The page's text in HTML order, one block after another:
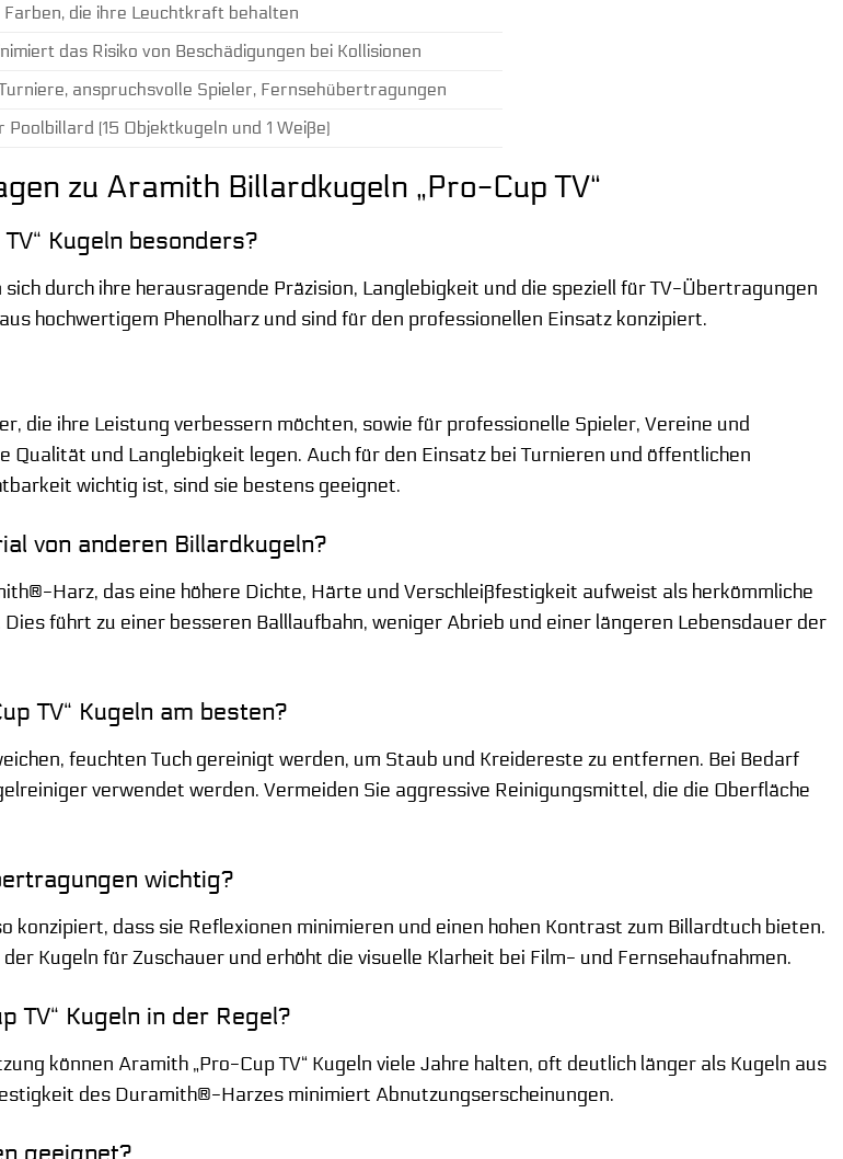
die ihre Leuchtkraft behalten
das Risiko von Beschädigungen bei Kollisionen
anspruchsvolle Spieler, Fernsehübertragungen
(15 Objektkugeln und 1 Weiße)
zu Aramith Billardkugeln „Pro-Cup TV“
Kugeln besonders?
sich durch ihre herausragende Präzision, Langlebigkeit und die speziell für TV-Übertragungen
hochwertigem Phenolharz und sind für den professionellen Einsatz konzipiert.
die ihre Leistung verbessern möchten, sowie für professionelle Spieler, Vereine und
Qualität und Langlebigkeit legen. Auch für den Einsatz bei Turnieren und öffentlichen
wichtig ist, sind sie bestens geeignet.
von anderen Billardkugeln?
Harz, das eine höhere Dichte, Härte und Verschleißfestigkeit aufweist als herkömmliche
führt zu einer besseren Balllaufbahn, weniger Abrieb und einer längeren Lebensdauer der
TV“ Kugeln am besten?
feuchten Tuch gereinigt werden, um Staub und Kreidereste zu entfernen. Bei Bedarf
verwendet werden. Vermeiden Sie aggressive Reinigungsmittel, die die Oberfläche
wichtig?
konzipiert, dass sie Reflexionen minimieren und einen hohen Kontrast zum Billardtuch bieten.
Kugeln für Zuschauer und erhöht die visuelle Klarheit bei Film- und Fernsehaufnahmen.
TV“ Kugeln in der Regel?
können Aramith „Pro-Cup TV“ Kugeln viele Jahre halten, oft deutlich länger als Kugeln aus
des Duramith®-Harzes minimiert Abnutzungserscheinungen.